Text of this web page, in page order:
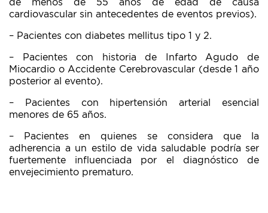
de menos de 55 años de edad de causa
cardiovascular sin antecedentes de eventos previos).
– Pacientes con diabetes mellitus tipo 1 y 2.
– Pacientes con historia de Infarto Agudo de
Miocardio o Accidente Cerebrovascular (desde 1 año
posterior al evento).
– Pacientes con hipertensión arterial esencial
menores de 65 años.
– Pacientes en quienes se considera que la
adherencia a un estilo de vida saludable podría ser
fuertemente influenciada por el diagnóstico de
envejecimiento prematuro.